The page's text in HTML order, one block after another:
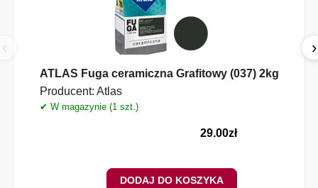
‹
ATLAS Fuga ceramiczna Grafitowy (037) 2kg
Producent: Atlas
✔ W magazynie (1 szt.)
29.00zł
DODAJ DO KOSZYKA
›